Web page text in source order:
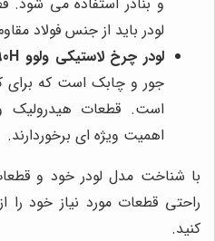
لودر باید از جنس فولاد
لودر چرخ لاستیکی ولوو L90H:
جور و چابک است که برای
است. قطعات هیدرولیک
اهمیت ویژه ای برخوردارند.
با شناخت مدل لودر خود و
راحتی قطعات مورد نیاز خود را از
کنید.